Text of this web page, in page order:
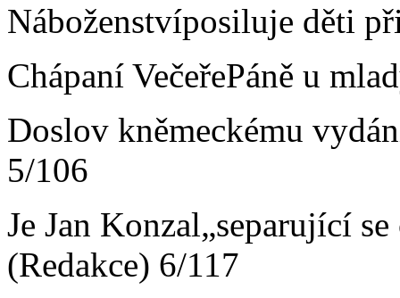
Náboženstvíposiluje děti
Chápaní VečeřePáně u
Doslov kněmeckému
5/106
Je Jan Konzal„separující
(Redakce) 6/117